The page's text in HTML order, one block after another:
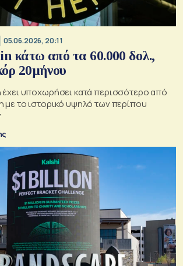
05.06.2026, 20:11
κάτω από τα 60.000 δολ.,
20μήνου
υποχωρήσει κατά περισσότερο από
με το ιστορικό υψηλό των περίπου